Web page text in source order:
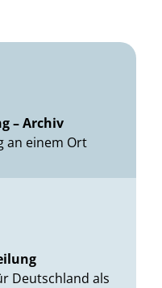
– Archiv
an einem Ort
Deutschland als